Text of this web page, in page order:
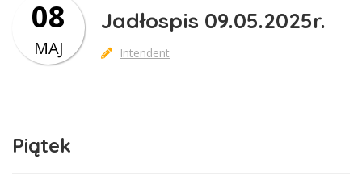
Jadłospis 09.05.2025r.
Intendent
08
MAJ
Piątek